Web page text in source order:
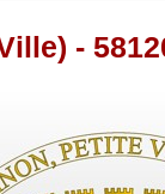
-